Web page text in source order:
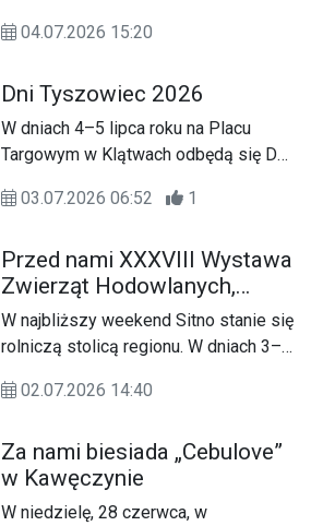
gospodarczych XVII–XIX wieku”,
regionalistów i miłośników lokalnej
historii.
Krynice), odbędzie się XXII Spotkanie
04.07.2026 15:20
Dni Tyszowiec 2026
W dniach 4–5 lipca roku na Placu
Targowym w Klątwach odbędą się Dni
Kwitnącej Fasoli. Organizatorzy
którym nie zabraknie koncertów,
występów artystycznych, kabaretu
oraz atrakcji dla całych rodzin.
03.07.2026 06:52 1
Przed nami XXXVIII Wystawa
Zwierząt Hodowlanych,
Maszyn i Urządzeń
Rolniczych w Sitnie
W najbliższy weekend Sitno stanie się
rolniczą stolicą regionu. W dniach 3–5
Wystawa Zwierząt Hodowlanych,
jedno z największych i najbardziej
rozpoznawalnych wydarzeń
branżowych w regionie.
02.07.2026 14:40
Za nami biesiada „Cebulove”
w Kawęczynie
W niedzielę, 28 czerwca, w